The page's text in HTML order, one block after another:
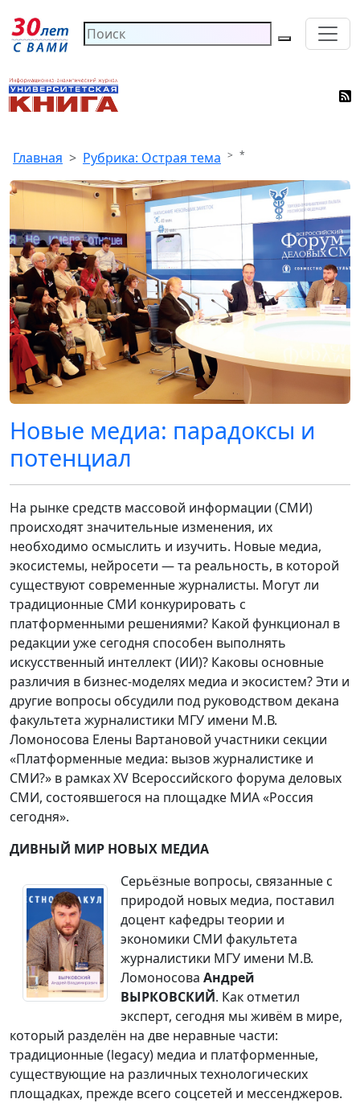
Главная Рубрика: Острая тема *
Новые медиа: парадоксы и
потенциал
На рынке средств массовой информации (СМИ)
происходят значительные изменения, их
необходимо осмыслить и изучить. Новые медиа,
экосистемы, нейросети — та реальность, в которой
существуют современные журналисты. Могут ли
традиционные СМИ конкурировать с
платформенными решениями? Какой функционал в
редакции уже сегодня способен выполнять
искусственный интеллект (ИИ)? Каковы основные
различия в бизнес-моделях медиа и экосистем? Эти и
другие вопросы обсудили под руководством декана
факультета журналистики МГУ имени М.В.
Ломоносова Елены Вартановой участники секции
«Платформенные медиа: вызов журналистике и
СМИ?» в рамках XV Всероссийского форума деловых
СМИ, состоявшегося на площадке МИА «Россия
сегодня».
ДИВНЫЙ МИР НОВЫХ МЕДИА
Серьёзные вопросы, связанные с
природой новых медиа, поставил
доцент кафедры теории и
экономики СМИ факультета
журналистики МГУ имени М.В.
Ломоносова Андрей
ВЫРКОВСКИЙ. Как отметил
эксперт, сегодня мы живём в мире,
который разделён на две неравные части:
традиционные (legacy) медиа и платформенные,
существующие на различных технологических
площадках, прежде всего соцсетей и мессенджеров.